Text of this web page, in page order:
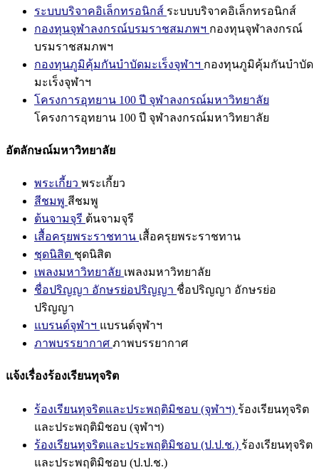
ระบบบริจาคอิเล็กทรอนิกส์ ระบบบริจาคอิเล็กทรอนิกส์
กองทุนจุฬาลงกรณ์บรมราชสมภพฯ กองทุนจุฬาลงกรณ์
บรมราชสมภพฯ
กองทุนภูมิคุ้มกันบำบัดมะเร็งจุฬาฯ กองทุนภูมิคุ้มกันบำบัด
มะเร็งจุฬาฯ
โครงการอุทยาน 100 ปี จุฬาลงกรณ์มหาวิทยาลัย
โครงการอุทยาน 100 ปี จุฬาลงกรณ์มหาวิทยาลัย
อัตลักษณ์มหาวิทยาลัย
พระเกี้ยว พระเกี้ยว
สีชมพู สีชมพู
ต้นจามจุรี ต้นจามจุรี
เสื้อครุยพระราชทาน เสื้อครุยพระราชทาน
ชุดนิสิต ชุดนิสิต
เพลงมหาวิทยาลัย เพลงมหาวิทยาลัย
ชื่อปริญญา อักษรย่อปริญญา ชื่อปริญญา อักษรย่อ
ปริญญา
แบรนด์จุฬาฯ แบรนด์จุฬาฯ
ภาพบรรยากาศ ภาพบรรยากาศ
แจ้งเรื่องร้องเรียนทุจริต
ร้องเรียนทุจริตและประพฤติมิชอบ (จุฬาฯ) ร้องเรียนทุจริต
และประพฤติมิชอบ (จุฬาฯ)
ร้องเรียนทุจริตและประพฤติมิชอบ (ป.ป.ช.) ร้องเรียนทุจริต
และประพฤติมิชอบ (ป.ป.ช.)